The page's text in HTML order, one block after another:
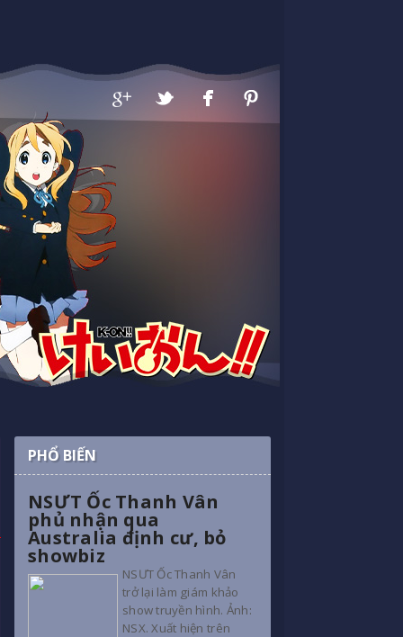
PHỔ BIẾN
NSƯT Ốc Thanh Vân
phủ nhận qua
Australia định cư, bỏ
showbiz
NSƯT Ốc Thanh Vân
trở lại làm giám khảo
show truyền hình. Ảnh:
NSX. Xuất hiện trên